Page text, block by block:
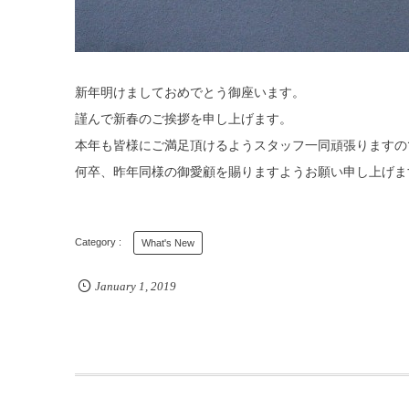
新年明けましておめでとう御座います。
謹んで新春のご挨拶を申し上げます。
本年も皆様にご満足頂けるようスタッフ一同頑張ります
何卒、昨年同様の御愛顧を賜りますようお願い申し上げ
What's New
January 1 2019